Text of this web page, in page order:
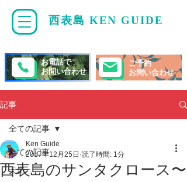
西表島 KEN GUIDE
ご予約
お問い合わせ
お電話で
お問い合わせ
記事
全ての記事
天気
全ての記事
西表島のサンタクロース〜
Ken Guide
2017年12月25日 読了時間: 1分